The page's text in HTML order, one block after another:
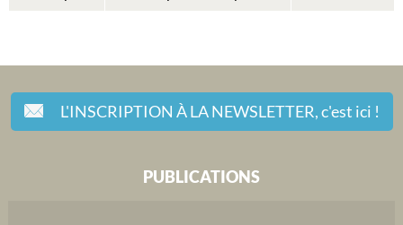
L'INSCRIPTION À LA NEWSLETTER,c'est ici !
PUBLICATIONS